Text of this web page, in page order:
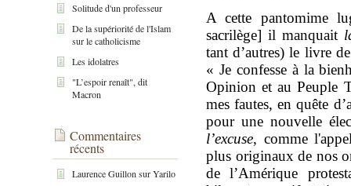
Solitude d'un professeur
De la supériorité de l'Islam
sur le catholicisme
Les idolatres
"L’espoir renaît", dit
Macron
Commentaires
récents
Laurence Guillon surYarilo
A cette pantomime
sacrilège] il manquait
tant d’autres) le livre
« Je confesse à la
Opinion et au Peuple
mes fautes, en quête
pour une nouvelle
l’excuse, comme
plus originaux de nos
de l’Amérique